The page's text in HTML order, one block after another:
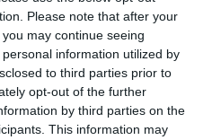
Please note that after your
may continue seeing
information utilized by
to third parties prior to
opt-out of the further
by third parties on the
This information may